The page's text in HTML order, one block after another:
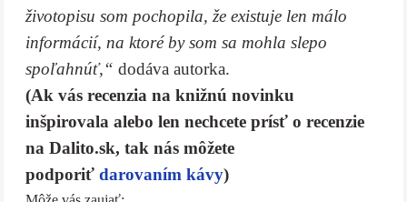
životopisu som pochopila, že existuje len málo
informácií, na ktoré by som sa mohla slepo
spoľahnúť,“ dodáva autorka.
(Ak vás recenzia na knižnú novinku
inšpirovala alebo len nechcete prísť o recenzie
na Dalito.sk, tak nás môžete
podporiť darovaním kávy)